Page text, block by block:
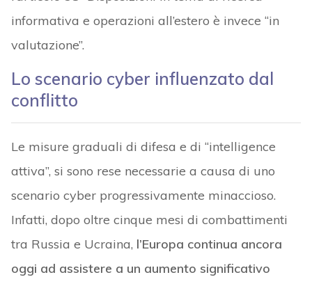
informativa e operazioni all’estero è invece “in
valutazione”.
Lo scenario cyber influenzato dal
conflitto
Le misure graduali di difesa e di “intelligence
attiva”, si sono rese necessarie a causa di uno
scenario cyber progressivamente minaccioso.
Infatti, dopo oltre cinque mesi di combattimenti
tra Russia e Ucraina, l’Europa continua ancora
oggi ad assistere a un aumento significativo